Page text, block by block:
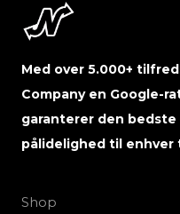
Med over 5.000+
Company en Google-
garanterer den
pålidelighed til enhver
Shop